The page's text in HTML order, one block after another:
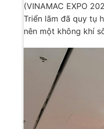
(VINAMAC EXPO
Triển lãm đã quy tụ
nên một không khí